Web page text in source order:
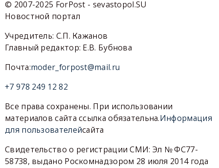
© 2007-2025 ForPost - sevastopol.SU
Новостной портал
Учредитель: С.П. Кажанов
Главный редактор: Е.В. Бубнова
Почта:moder_forpost@mail.ru
+7 978 249 12 82
Все права сохранены. При использовании
материалов сайта ссылка обязательна.Информация
для пользователейсайта
Свидетельство о регистрации СМИ: Эл № ФС77-
58738, выдано Роскомнадзором 28 июля 2014 года